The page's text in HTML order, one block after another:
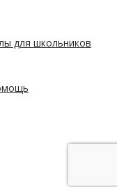
для школьников